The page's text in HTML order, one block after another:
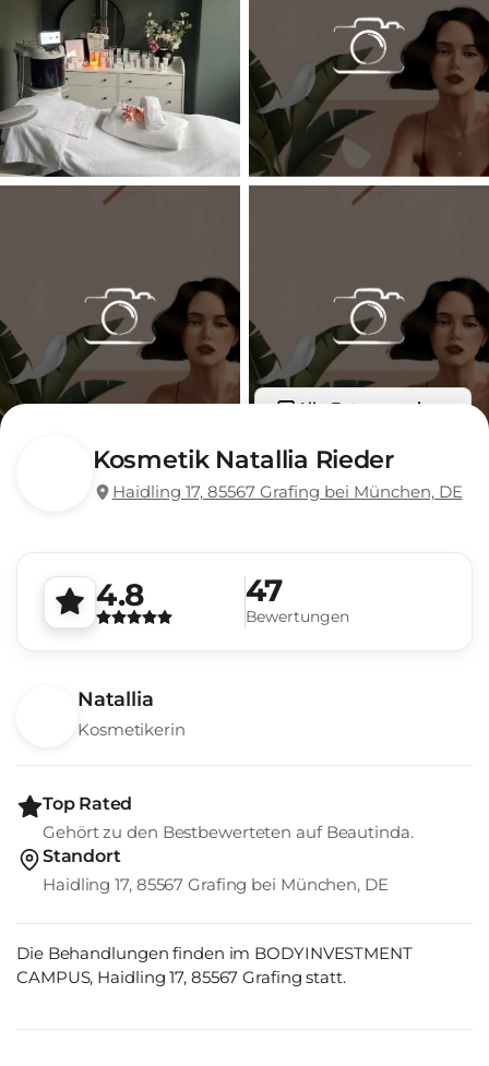
Alle Fotos anzeigen
Kosmetik Natallia Rieder
Haidling 17, 85567 Grafing bei München, DE
4.8 47
Bewertungen
Natallia
Kosmetikerin
Top Rated
Gehört zu den Bestbewerteten auf Beautinda.
Standort
Haidling 17, 85567 Grafing bei München, DE
Die Behandlungen finden im BODYINVESTMENT
CAMPUS, Haidling 17, 85567 Grafing statt.